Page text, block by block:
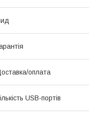
оплата
USB-портів